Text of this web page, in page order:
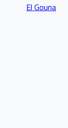
El Gouna